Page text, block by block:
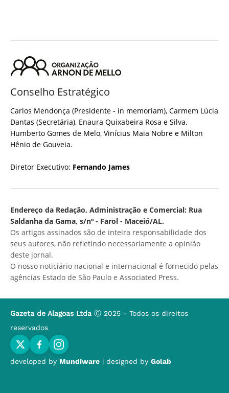
Conselho Estratégico
Carlos Mendonça (Presidente - in memoriam), Carmem Lúcia
Dantas (Secretária), Enaura Quixabeira Rosa e Silva,
Humberto Gomes de Melo, Vinícius Maia Nobre e Milton
Hênio de Gouveia.
Diretor Executivo: Fernando James
Endereço da Redação, Administração e Comercial: Rua
Saldanha da Gama, s/nº - Farol - Maceió/AL.
Os artigos assinados são de inteira responsabilidade dos
seus autores, não refletindo necessariamente a opinião
deste jornal.
O nosso noticiário nacional e internacional é fornecido pelas
agências Estado de São Paulo e Associated Press.
Gazeta de Alagoas Ltda Ⓒ 2025 - Todos os direitos
reservados
developed by Mundiware | designed by Golab